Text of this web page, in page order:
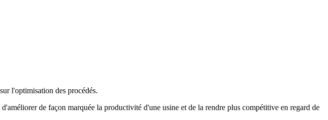
l'optimisation des procédés.
de façon marquée la productivité d'une usine et de la rendre plus compétitive en regard de